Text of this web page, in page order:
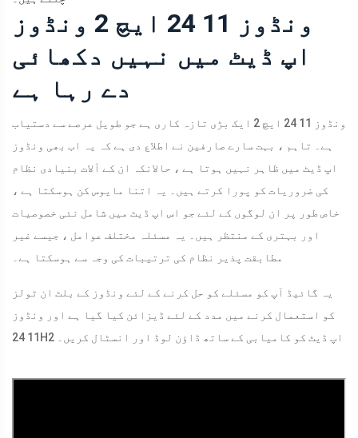
ونڈوز 11 24 ایچ 2 ونڈوز
اپ ڈیٹ میں نہیں دکھائی
دے رہا ہے
ونڈوز 11 24 ایچ 2 ایک بڑی تازہ کاری ہے جو طویل عرصے سے دستیاب
ہے۔ تاہم ، بہت سارے صارفین نے اطلاع دی ہے کہ یہ اب بھی ونڈوز
اپ ڈیٹ میں ظاہر نہیں ہوتا ہے ، حالانکہ ان کے آلات بنیادی نظام
کی ضروریات کو پورا کرتے ہیں۔ یہ اتنا مایوس کن ہوسکتا ہے ،
خاص طور پر ان لوگوں کے لئے جو اس اپ ڈیٹ میں شامل نئی خصوصیات
اور بہتری کے منتظر ہیں۔ یہ مسئلہ مختلف عوامل ، جیسے غیر
مطابقت پذیر نظام کی ترتیبات کی وجہ سے ہوسکتا ہے۔
یہ گائیڈ آپ کو مسئلے کو حل کرنے کے لئے ونڈوز کے بلٹ ان ٹولز
کو استعمال کرنے میں مدد کے لئے ڈیزائن کیا گیا ہے اور ونڈوز
11 24H2 اپ ڈیٹ کو کامیابی کے ساتھ ڈاؤن لوڈ اور انسٹال کریں۔